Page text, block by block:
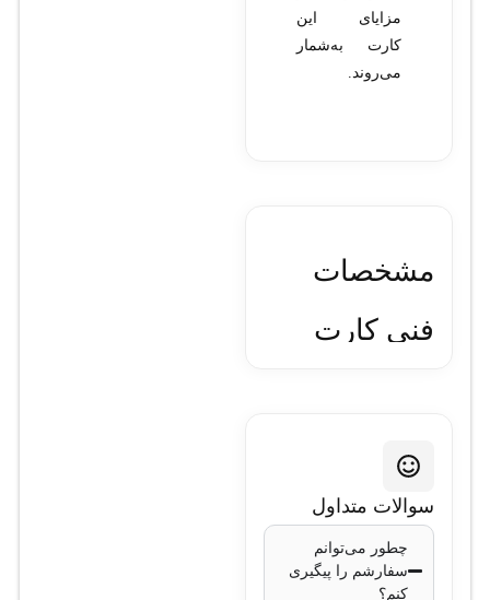
مزایای این
کارت به‌شمار
می‌روند.
مشخصات
فنی کارت
پاناسونیک
KX-
TDA0181
سوالات متداول
چطور می‌توانم
سفارشم را پیگیری
کنم؟